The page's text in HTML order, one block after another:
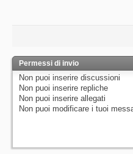
Permessi di invio
Non puoi inserire discussioni
Non puoi inserire repliche
Non puoi inserire allegati
Non puoi modificare i tuoi